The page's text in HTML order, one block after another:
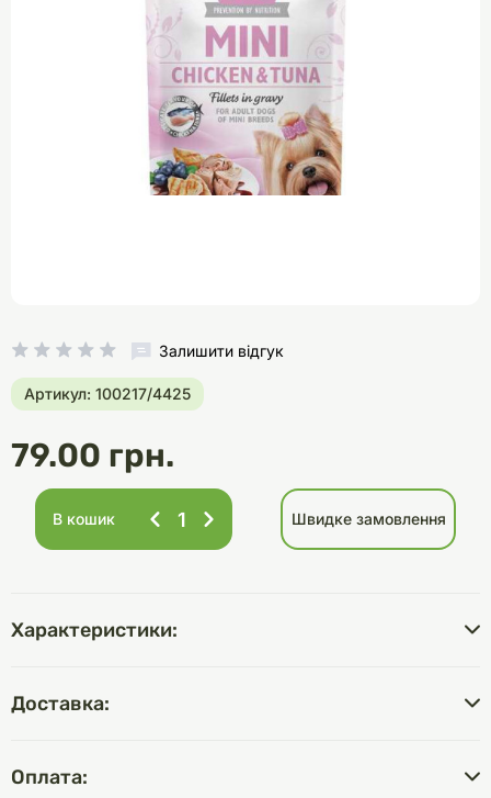
Залишити відгук
Артикул: 100217/4425
79.00 грн.
В кошик Швидке замовлення
Характеристики:
Доставка:
Оплата: